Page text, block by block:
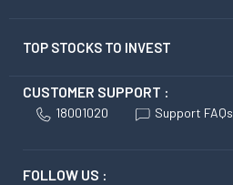
TOP STOCKS TO INVEST
CUSTOMER SUPPORT :
18001020 Support FAQs
FOLLOW US :